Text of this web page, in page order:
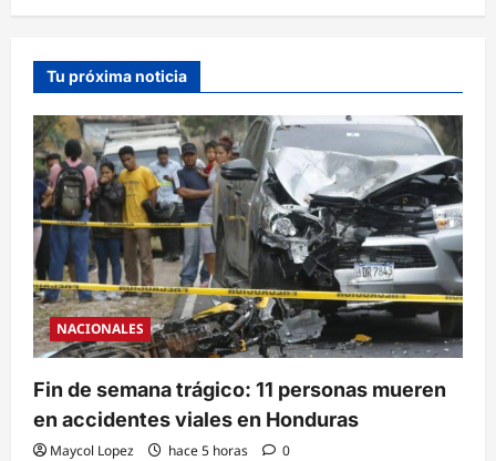
Tu próxima noticia
NACIONALES
Fin de semana trágico: 11 personas mueren
en accidentes viales en Honduras
Maycol Lopez hace 5 horas 0